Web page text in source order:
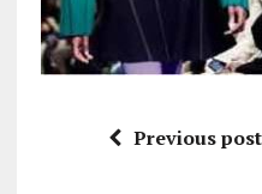
Previous post